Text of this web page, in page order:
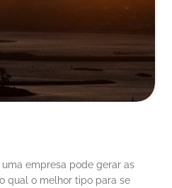
empresa pode gerar as
qual o melhor tipo para se